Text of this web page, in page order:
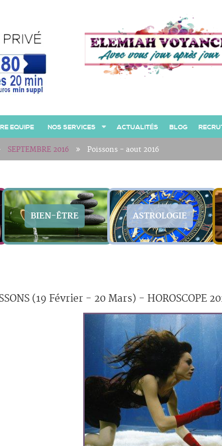
EQUIPE NOS SERVICES ACTUALITÉS BLOG
SEPTEMBRE 2016 Poissons - aout 2016
BIEN-ÊTRE ASTROLOGIE
(19 Février - 20 Mars) - HOROSCOPE